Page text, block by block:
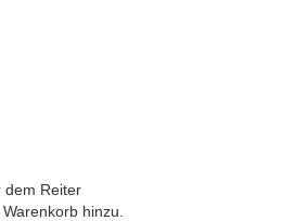
dem Reiter
hinzu.